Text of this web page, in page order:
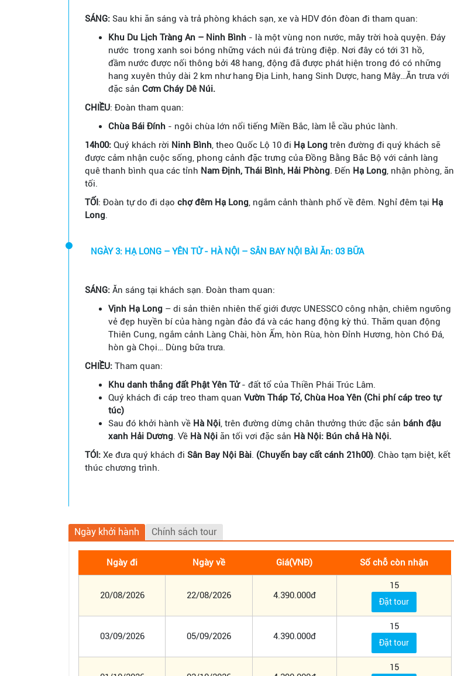
SÁNG:Sau khi ăn sáng và trả phòng khách sạn, xe và HDV đón đòan đi tham quan:
Khu Du Lịch Tràng An – Ninh Bình- là một vùng non nước, mây trời hoà quyện. Đáy
nước trong xanh soi bóng những vách núi đá trùng điệp. Nơi đây có tới 31 hồ,
đầm nước được nối thông bởi 48 hang, động đã được phát hiện trong đó có những
hang xuyên thủy dài 2 km như hang Địa Linh, hang Sinh Dược, hang Mây…Ăn trưa với
đặc sản Cơm Cháy Dê Núi.
CHIỀU: Đoàn tham quan:
Chùa Bái Đính- ngôi chùa lớn nổi tiếng Miền Bắc, làm lễ cầu phúc lành.
14h00: Quý khách rời Ninh Bình, theo Quốc Lộ 10 đi Hạ Longtrên đường đi quý khách sẽ
được cảm nhận cuộc sống, phong cảnh đặc trưng của Đồng Bằng Bắc Bộ với cảnh làng
quê thanh bình qua các tỉnh Nam Định, Thái Bình, Hải Phòng. Đến Hạ Long, nhận phòng, ăn
tối.
TỐI: Đoàn tự do đi dạo chợ đêm Hạ Long, ngắm cảnh thành phố về đêm. Nghỉ đêm tại Hạ
Long.
NGÀY 3: HẠ LONG – YÊN TỬ - HÀ NỘI – SÂN BAY NỘI BÀI Ăn: 03 BỮA
SÁNG:Ăn sáng tại khách sạn. Đoàn tham quan:
Vịnh Hạ Long– di sản thiên nhiên thế giới được UNESSCO công nhận, chiêm ngưỡng
vẻ đẹp huyền bí của hàng ngàn đảo đá và các hang động kỳ thú. Thăm quan động
Thiên Cung, ngắm cảnh Làng Chài, hòn Ấm, hòn Rùa, hòn Đỉnh Hương, hòn Chó Đá,
hòn gà Chọi… Dùng bữa trưa.
CHIỀU:Tham quan:
Khu danh thắng đất Phật Yên Tử- đất tổ của Thiền Phái Trúc Lâm.
Quý khách đi cáp treo tham quan Vườn Tháp Tổ, Chùa Hoa Yên (Chi phí cáp treo tự
túc)
Sau đó khởi hành về Hà Nội, trên đường dừng chân thưởng thức đặc sản bánh đậu
xanh Hải Dương. Về Hà Nội ăn tối vơi đặc sản Hà Nội: Bún chả Hà Nội.
TÓI:Xe đưa quý khách đi Sân Bay Nội Bài. (Chuyến bay cất cánh 21h00). Chào tạm biệt, kết
thúc chương trình.
Ngày khởi hành Chính sách tour
Ngày đi Ngày về Giá(VNĐ) Số chỗ còn nhận
20/08/2026 22/08/2026 4.390.000
15
Đặt tour
03/09/2026 05/09/2026 4.390.000
15
Đặt tour
15